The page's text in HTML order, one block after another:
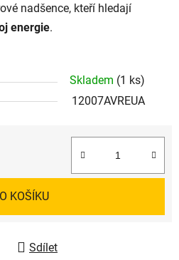
nadšence, kteří hledají
energie.
Skladem (1 ks)
12007AVREUA
KOŠÍKU
Sdílet